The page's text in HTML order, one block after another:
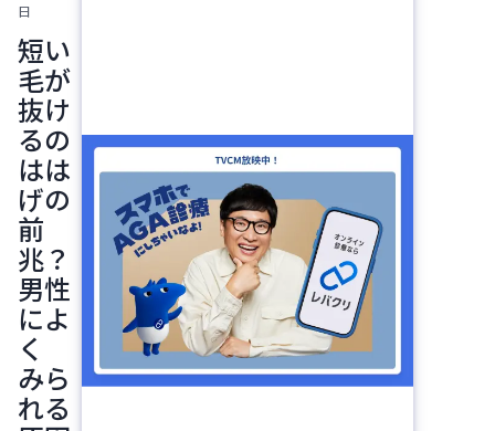
日
短い
毛が
抜け
るの
はは
げの
前
兆？
男性
によ
く
みら
れる